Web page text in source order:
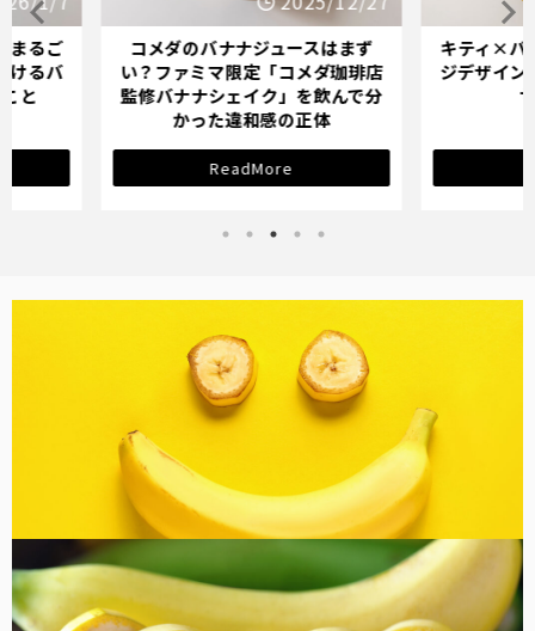
はまず
珈琲店
んで分
キティ×バナナミルクのパッケー
ジデザインが示す「学び直し」の
サインとは？
ReadMore
オイシッ
ている人
コラム